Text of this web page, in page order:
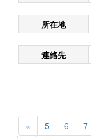
所在地
連絡先
« 5 6 7